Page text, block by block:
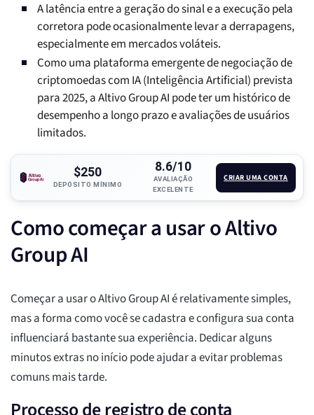
A latência entre a geração do sinal e a execução pela
corretora pode ocasionalmente levar a derrapagens,
especialmente em mercados voláteis.
Como uma plataforma emergente de negociação de
criptomoedas com IA (Inteligência Artificial) prevista
para 2025, a Altivo Group AI pode ter um histórico de
desempenho a longo prazo e avaliações de usuários
limitados.
$250
DEPÓSITO MÍNIMO
8.6/10
AVALIAÇÃO
EXCELENTE
CRIAR UMA CONTA
Como começar a usar o Altivo
Group AI
Começar a usar o Altivo Group AI é relativamente simples,
mas a forma como você se cadastra e configura sua conta
influenciará bastante sua experiência. Dedicar alguns
minutos extras no início pode ajudar a evitar problemas
comuns mais tarde.